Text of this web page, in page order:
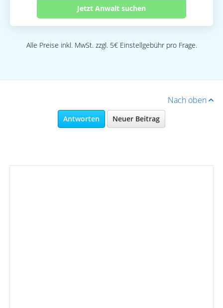
Jetzt Anwalt suchen
Alle Preise inkl. MwSt. zzgl. 5€ Einstellgebühr pro Frage.
Nach oben
Antworten Neuer Beitrag